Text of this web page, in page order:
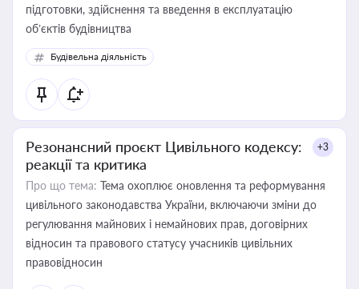
підготовки, здійснення та введення в експлуатацію
об’єктів будівництва
Будівельна діяльність
Резонансний проєкт Цивільного кодексу:
реакції та критика
+3
Про що тема: Тема охоплює оновлення та реформування
цивільного законодавства України, включаючи зміни до
регулювання майнових і немайнових прав, договірних
відносин та правового статусу учасників цивільних
правовідносин